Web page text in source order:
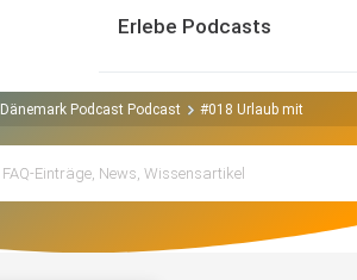
Erlebe Podcasts
Dänemark Podcast Podcast #018 Urlaub mit Hund